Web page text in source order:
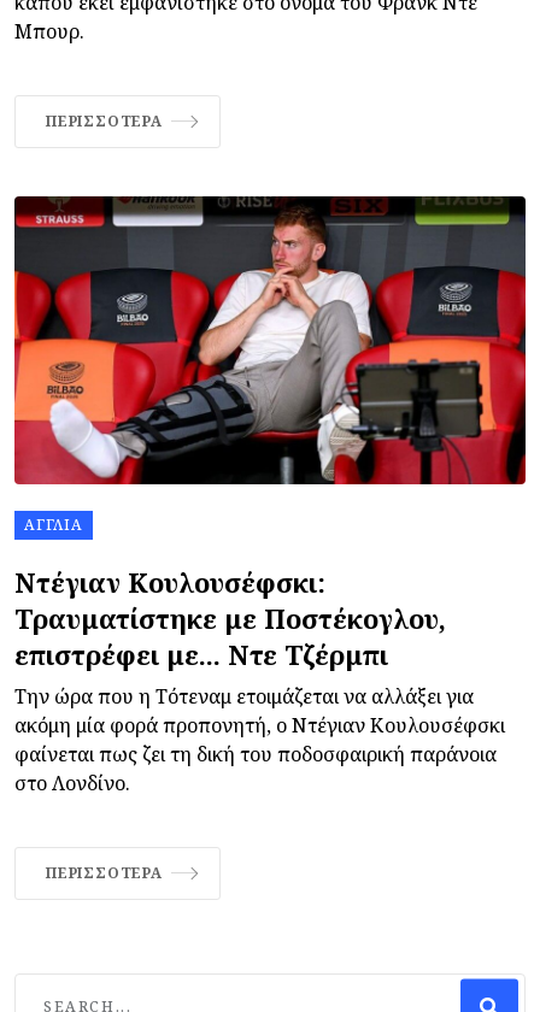
Μπουρ.
ΠΕΡΙΣΣΌΤΕΡΑ
ΑΓΓΛΊΑ
Ντέγιαν Κουλουσέφσκι:
Τραυματίστηκε με Ποστέκογλου,
επιστρέφει με... Ντε Τζέρμπι
Την ώρα που η Τότεναμ ετοιμάζεται να αλλάξει για
ακόμη μία φορά προπονητή, ο Ντέγιαν Κουλουσέφσκι
φαίνεται πως ζει τη δική του ποδοσφαιρική παράνοια
στο Λονδίνο.
ΠΕΡΙΣΣΌΤΕΡΑ